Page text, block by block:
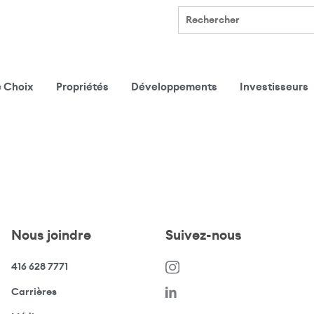
Rechercher
Choix Propriétés Développements Investisseurs
Nous joindre
416 628 7771
Carrières(s’ouvre dans une nouvelle fenêtre)
Suivez-nous